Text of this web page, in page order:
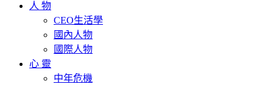
人 物
CEO生活學
國內人物
國際人物
心 靈
中年危機